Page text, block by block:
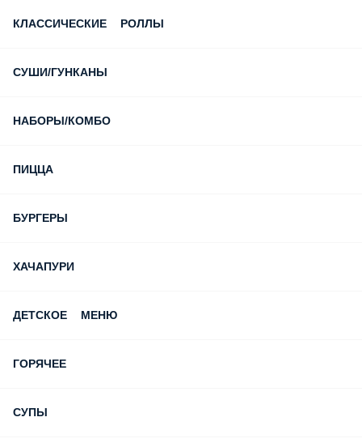
КЛАССИЧЕСКИЕ РОЛЛЫ
СУШИ/ГУНКАНЫ
НАБОРЫ/КОМБО
ПИЦЦА
БУРГЕРЫ
ХАЧАПУРИ
ДЕТСКОЕ МЕНЮ
ГОРЯЧЕЕ
СУПЫ